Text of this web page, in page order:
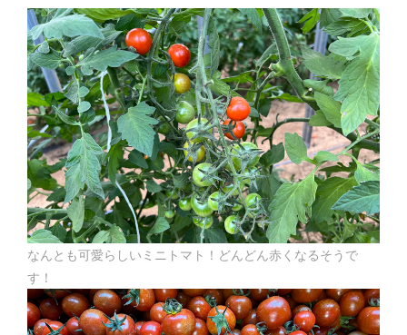
なんとも可愛らしいミニトマト！どんどん赤くなるそうで
す！